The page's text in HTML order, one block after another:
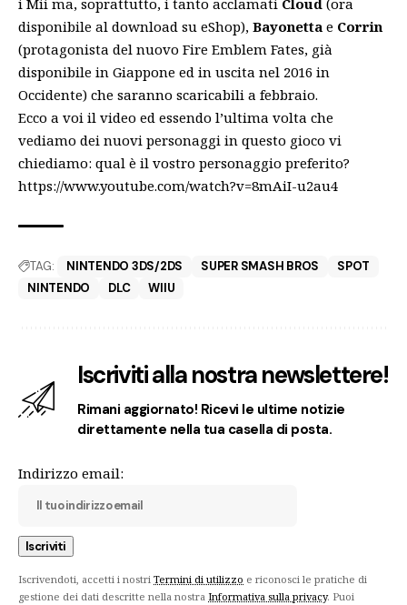
disponibile al download su eShop), Bayonetta e Corrin
(protagonista del nuovo Fire Emblem Fates, già
disponibile in Giappone ed in uscita nel 2016 in
Occidente) che saranno scaricabili a febbraio.
Ecco a voi il video ed essendo l’ultima volta che
vediamo dei nuovi personaggi in questo gioco vi
chiediamo: qual è il vostro personaggio preferito?
https://www.youtube.com/watch?v=8mAiI-u2au4
TAG: NINTENDO 3DS/2DS SUPER SMASH BROS
SPOT
NINTENDO
DLC WIIU
Iscriviti alla nostra newslettere!
Rimani aggiornato! Ricevi le ultime notizie
direttamente nella tua casella di posta.
Indirizzo email:
Iscrivendoti, accetti i nostri Termini di utilizzo e riconosci le pratiche di
gestione dei dati descritte nella nostra Informativa sulla privacy. Puoi